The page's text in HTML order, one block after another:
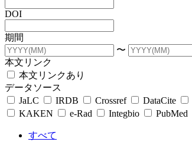
DOI
期間
〜
本文リンク
本文リンクあり
データソース
JaLC
IRDB Crossref DataCite
KAKEN
e-Rad Integbio PubMed
すべて